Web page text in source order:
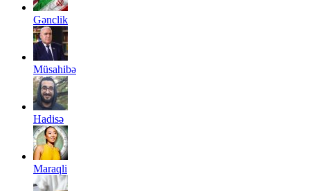
Gənclik
Müsahibə
Hadisə
Maraqli